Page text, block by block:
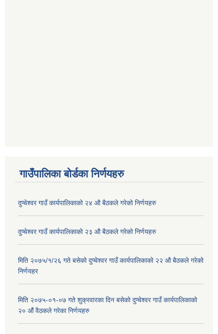
गाउँपालिका बोर्डका निर्णयहरु
दुप्चेश्वर गाउँ कार्यपालिकाको २४ औ बैठकले गरेको निर्णयहरु
दुप्चेश्वर गाउँ कार्यपालिकाको २३ औ बैठकले गरेको निर्णयहरु
मिति २०७५/१/२६ गते बसेको दुप्चेश्वर गाउँ कार्यपालिकाको २२ औ बैठकले गरेको
निर्णयहर
मिति २०७५-०१-०७ गते शुक्रवारका दिन बसेको दुप्चेश्वर गाउँ कार्यपालिकाको
२० औं वैठकले गरेका निर्णयहरु